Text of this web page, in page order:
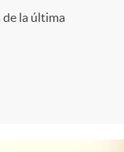
la última